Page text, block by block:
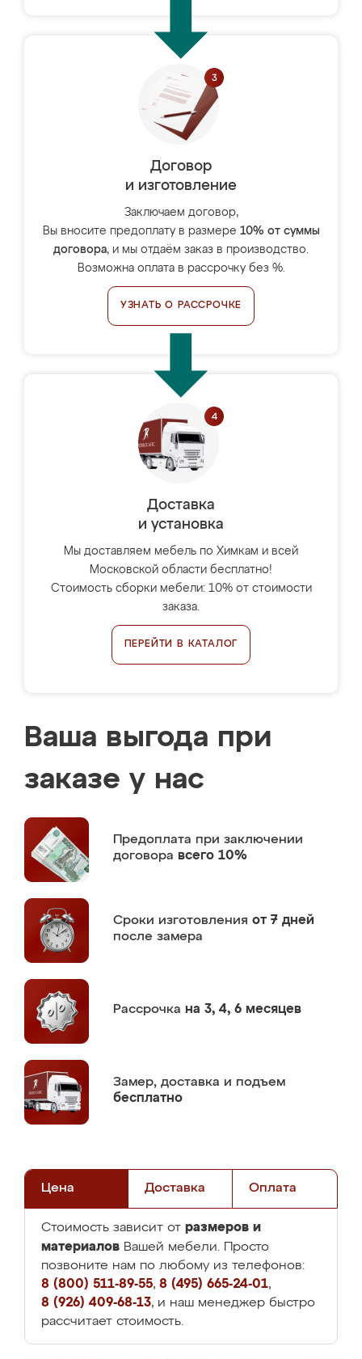
Договор
и изготовление
Заключаем договор,
Вы вносите предоплату в размере 10% от суммы
договора, и мы отдаём заказ в производство.
Возможна оплата в рассрочку без %.
УЗНАТЬ О РАССРОЧКЕ
Доставка
и установка
Мы доставляем мебель по Химкам и всей
Московской области бесплатно!
Стоимость сборки мебели: 10% от стоимости
заказа.
ПЕРЕЙТИ В КАТАЛОГ
Ваша выгода при
заказе у нас
Предоплата при заключении
договора всего 10%
Сроки изготовления от 7 дней
после замера
Рассрочка на 3, 4, 6 месяцев
Замер, доставка и подъем
бесплатно
Цена Доставка Оплата
Стоимость зависит от размеров и
материалов Вашей мебели. Просто
позвоните нам по любому из телефонов:
8 (800) 511-89-55, 8 (495) 665-24-01,
8 (926) 409-68-13, и наш менеджер быстро
рассчитает стоимость.